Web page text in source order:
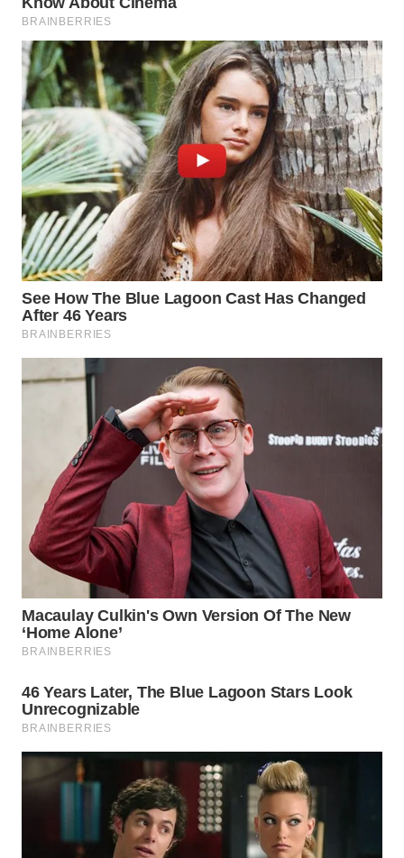
INDRAMAYU
WN
KUNINGAN
WN
MAJALENGKA
WN
SUBANG
WN
SUKABUMI
PURWAKARTA
PRIANGAN
TIMUR
WN
SEMARANG
SOLO
WN
WN
MADURA
WN